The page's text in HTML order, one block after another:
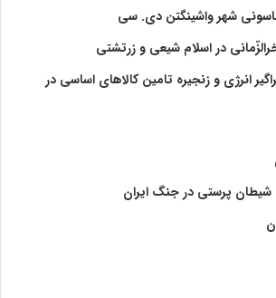
شهر واشينگتن دی. سی
در اسلام شیعی و زرتشتی
انرژی و زنجیره تامین کالاهای اساسی در
پرستی در جنگ ایران